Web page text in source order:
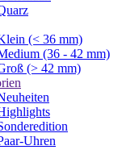
(< 36 mm)
(36 - 42 mm)
(> 42 mm)
Uhren